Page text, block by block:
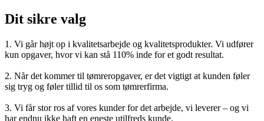
Dit sikre valg
1. Vi går højt op i kvalitetsarbejde og kvalitetsprodukter. Vi udfører
kun opgaver, hvor vi kan stå 110% inde for et godt resultat.
2. Når det kommer til tømreropgaver, er det vigtigt at kunden føler
sig tryg og føler tillid til os som tømrerfirma.
3. Vi får stor ros af vores kunder for det arbejde, vi leverer – og vi
har endnu ikke haft en eneste utilfreds kunde.